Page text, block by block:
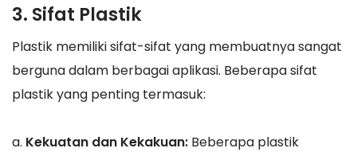
3. Sifat Plastik
Plastik memiliki sifat-sifat yang membuatnya sangat
berguna dalam berbagai aplikasi. Beberapa sifat
plastik yang penting termasuk:
a. Kekuatan dan Kekakuan: Beberapa plastik